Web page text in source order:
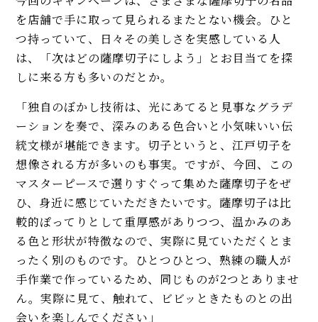
を店舗で手に取って見られるまたとない機会。ひと
つ持っていて、日々その美しさを実感している人
は、「次はどの薩摩切子にしよう」とお目当てを探
しに来る方も多いのだとか。
「独自のぼかし技術は、光にあてると見事なグラデ
ーションを奏で、深みのある色合いと小気味いい伝
統文様が堪能できます。切子というと、江戸切子を
想像される方が多いのも事実。ですが、今回、この
マスターピースで選りすぐって集めた薩摩切子をぜ
ひ、身近に感じていただきたいです。薩摩切子は比
較的ぽってりとして重厚感がありつつ、温かみのあ
る色と形状が特徴なので、実際に見ていただくとま
ったく別のものです。ひとつひとつ、熟練の職人が
手作業で作っているため、同じものが2つとありませ
ん。実際に見て、触れて、ビビッときたものとの出
会いを楽しんでください」